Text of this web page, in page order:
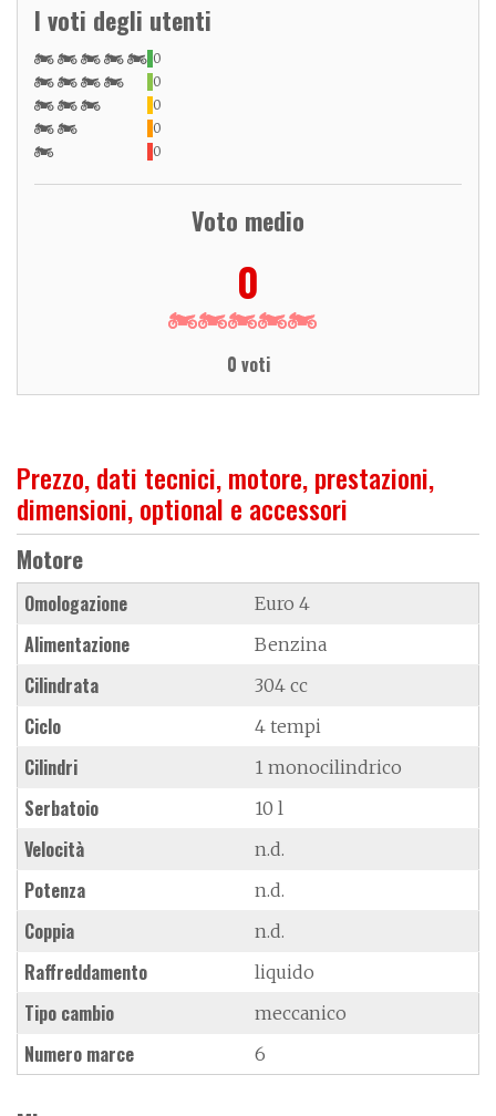
I voti degli utenti
0
0
0
0
0
Voto medio
0
0 voti
Prezzo, dati tecnici, motore, prestazioni,
dimensioni, optional e accessori
Motore
Omologazione Euro 4
Alimentazione Benzina
Cilindrata 304 cc
Ciclo 4 tempi
Cilindri 1 monocilindrico
Serbatoio 10 l
Velocità n.d.
Potenza n.d.
Coppia n.d.
Raffreddamento liquido
Tipo cambio meccanico
Numero marce 6